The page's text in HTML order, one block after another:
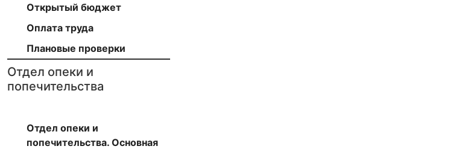
Открытый бюджет
Оплата труда
Плановые проверки
Отдел опеки и
попечительства
Отдел опеки и
попечительства. Основная